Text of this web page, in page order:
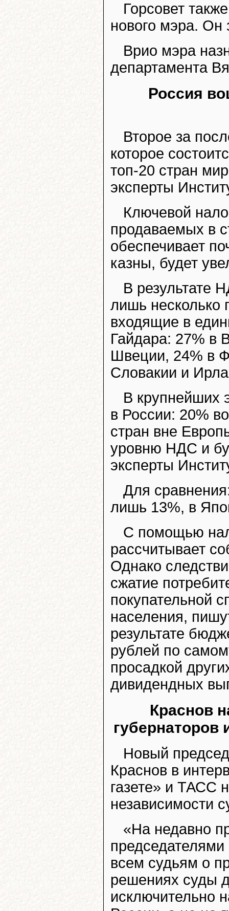
Горсовет
нового мэра. Он
Врио мэра
департамента
Россия
Второе за
которое
топ-20 стран
эксперты
Ключевой
продаваемых в
обеспечивает
казны, будет
В результате
лишь несколько
входящие в
Гайдара: 27% в
Швеции, 24% в
Словакии и
В крупнейших
в России: 20%
стран вне
уровню НДС и
эксперты
Для
лишь 13%, в
С помощью
рассчитывает
Однако
сжатие
покупательной
населения,
результате
рублей по
просадкой
дивидендных
Краснов
губернаторов
Новый
Краснов в
газете» и ТАСС
независимости
«На недавно
всем судьям о
решениях суды
исключительно